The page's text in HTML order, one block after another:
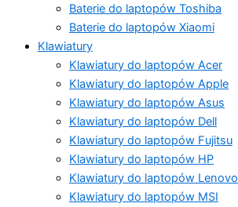
Baterie do laptopów Toshiba
Baterie do laptopów Xiaomi
Klawiatury
Klawiatury do laptopów Acer
Klawiatury do laptopów Apple
Klawiatury do laptopów Asus
Klawiatury do laptopów Dell
Klawiatury do laptopów Fujitsu
Klawiatury do laptopów HP
Klawiatury do laptopów Lenovo
Klawiatury do laptopów MSI